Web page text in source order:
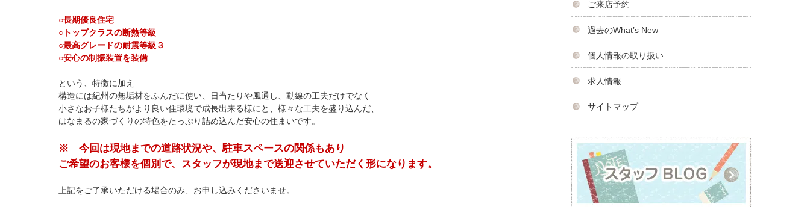
○長期優良住宅
○トップクラスの断熱等級
○最高グレードの耐震等級３
○安心の制振装置を装備
という、特徴に加え
構造には紀州の無垢材をふんだに使い、日当たりや風通し、動線の工夫だけでなく
小さなお子様たちがより良い住環境で成長出来る様にと、様々な工夫を盛り込んだ、
はなまるの家づくりの特色をたっぷり詰め込んだ安心の住まいです。
※ 今回は現地までの道路状況や、駐車スペースの関係もあり
ご希望のお客様を個別で、スタッフが現地まで送迎させていただく形になります。
上記をご了承いただける場合のみ、お申し込みくださいませ。
ご来店予約
過去のWhat’s New
個人情報の取り扱い
求人情報
サイトマップ